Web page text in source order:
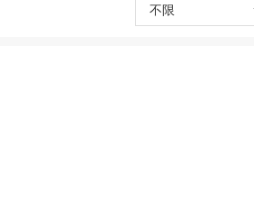
不限